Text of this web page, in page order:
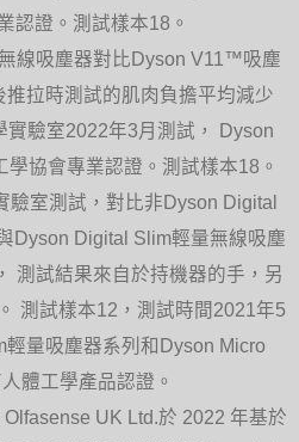
認證。測試樣本18。
線吸塵器對比Dyson V11™吸塵
拉時測試的肌肉負擔平均減少
實驗室2022年3月測試， Dyson
協會專業認證。測試樣本18。
驗室測試，對比非Dyson Digital
Dyson Digital Slim輕量無線吸塵
測試結果來自於持機器的手，另
測試樣本12，測試時間2021年5
量吸塵器系列和Dyson Micro
體工學產品認證。
UK Ltd.於 2022 年基於